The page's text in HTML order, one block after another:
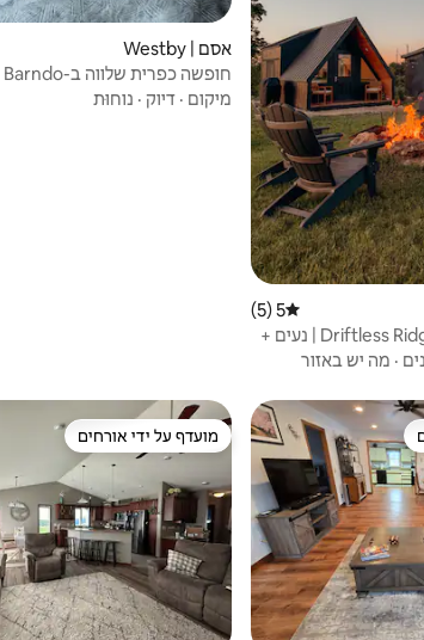
דירוג ממוצע של 5 מתוך 5, 5 ביקורות
5 (5)
Driftless Ridge Glamping Retreat | נעים +
· מה יש באזור
אסם | Westby
למגורים.
מיקום · דיוק · נוחוּת
על ידי אורחים מועדף על ידי אורחים
מועדף על ידי אורחים